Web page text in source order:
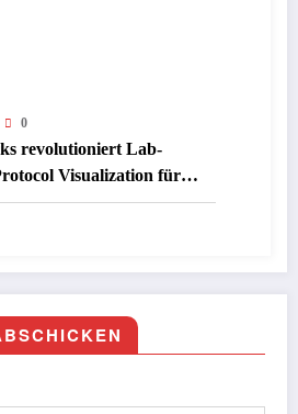
0
revolutioniert Lab-
Visualization für
mit App 9.0 im April 2026